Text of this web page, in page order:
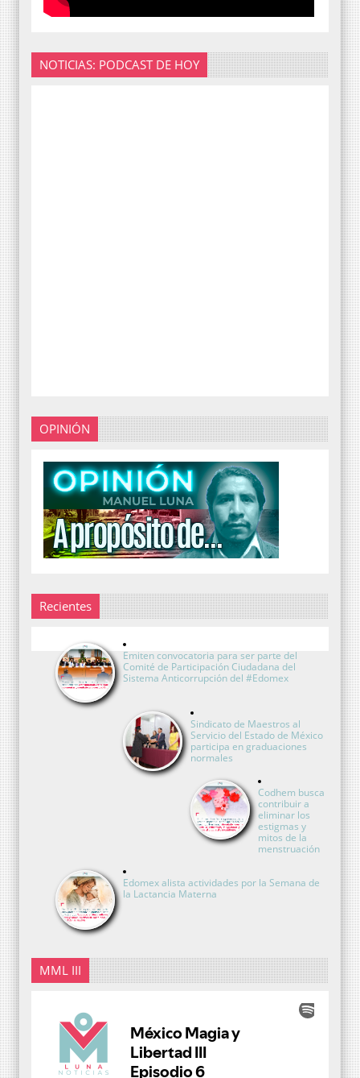
NOTICIAS: PODCAST DE HOY
OPINIÓN
Recientes
Emiten convocatoria para ser parte del
Comité de Participación Ciudadana del
Sistema Anticorrupción del #Edomex
Sindicato de Maestros al
Servicio del Estado de México
participa en graduaciones
normales
Codhem busca
contribuir a
eliminar los
estigmas y
mitos de la
menstruación
Edomex alista actividades por la Semana de
la Lactancia Materna
MML III